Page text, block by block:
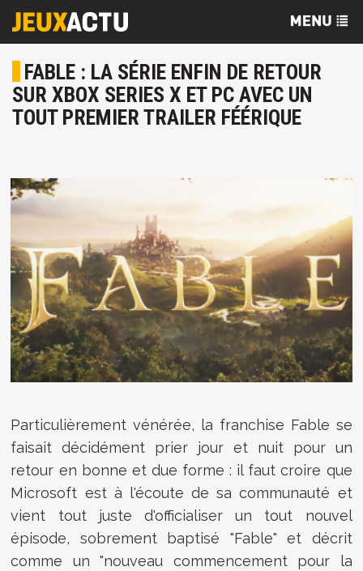
FABLE : LA SÉRIE ENFIN DE RETOUR
SUR XBOX SERIES X ET PC AVEC UN
TOUT PREMIER TRAILER FÉÉRIQUE
Particulièrement vénérée, la franchise Fable se
faisait décidément prier jour et nuit pour un
retour en bonne et due forme : il faut croire que
Microsoft est à l'écoute de sa communauté et
vient tout juste d'officialiser un tout nouvel
épisode, sobrement baptisé "Fable" et décrit
comme un "nouveau commencement pour la